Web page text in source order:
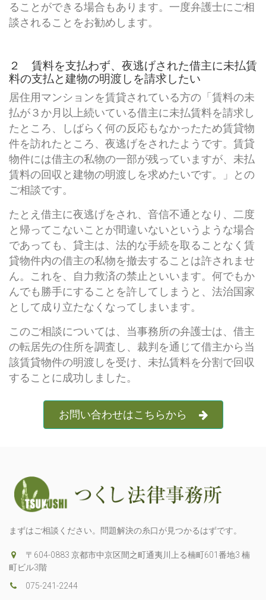
ることができる場合もあります。一度弁護士にご相
談されることをお勧めします。
２ 賃料を支払わず、夜逃げされた借主に未払賃
料の支払と建物の明渡しを請求したい
居住用マンションを賃貸されている方の「賃料の未
払が３か月以上続いている借主に未払賃料を請求し
たところ、しばらく何の反応もなかったため賃貸物
件を訪れたところ、夜逃げをされたようです。賃貸
物件には借主の私物の一部が残っていますが、未払
賃料の回収と建物の明渡しを求めたいです。」との
ご相談です。
たとえ借主に夜逃げをされ、音信不通となり、二度
と帰ってこないことが間違いないというような場合
であっても、貸主は、法的な手続を取ることなく賃
貸物件内の借主の私物を撤去することは許されませ
ん。これを、自力救済の禁止といいます。何でもか
んでも勝手にすることを許してしまうと、法治国家
として成り立たなくなってしまいます。
このご相談については、当事務所の弁護士は、借主
の転居先の住所を調査し、裁判を通じて借主から当
該賃貸物件の明渡しを受け、未払賃料を分割で回収
することに成功しました。
お問い合わせはこちらから
まずはご相談ください。問題解決の糸口が見つかるはずです。
〒604-0883 京都市中京区間之町通夷川上る楠町601番地3 楠
町ビル3階
075-241-2244